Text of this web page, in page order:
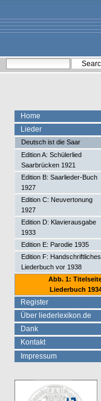
content.
navigation
Personal
tools
Home
Lieder
Deutsch ist die Saar
Edition A: Schülerlied
Saarbrücken 1921
Edition B: Saarlieder-Buch
1927
Edition C: Neuvertonung
1927
Edition D: Klavierausgabe
1933
Edition E: Parodie 1935
Edition F: Handschriftliches
Liederbuch vor 1938
Abb. 1:
Liederbuch
Register
Über liederlexikon.de
Dank
Kontakt
Impressum